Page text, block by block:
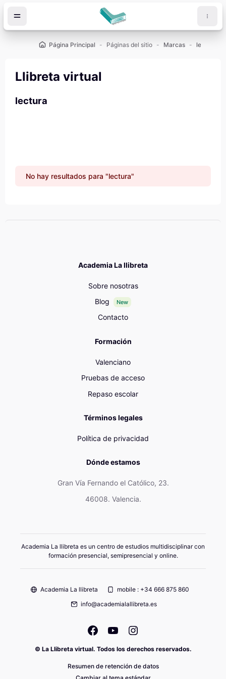
Página Principal Páginas del sitio Marcas lectura
Llibreta virtual
lectura
No hay resultados para "lectura"
Academia La llibreta
Sobre nosotras
Blog
New
Contacto
Formación
Valenciano
Pruebas de acceso
Repaso escolar
Términos legales
Política de privacidad
Dónde estamos
Gran Vía Fernando el Católico, 23.
46008. Valencia.
Academia La llibreta es un centro de estudios multidisciplinar con
formación presencial, semipresencial y online.
Academia La llibreta
mobile : +34 666 875 860
info@academialallibreta.es
© La Llibreta virtual. Todos los derechos reservados.
Resumen de retención de datos